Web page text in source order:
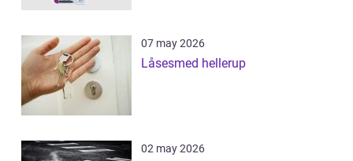
07 may 2026
Låsesmed hellerup
02 may 2026